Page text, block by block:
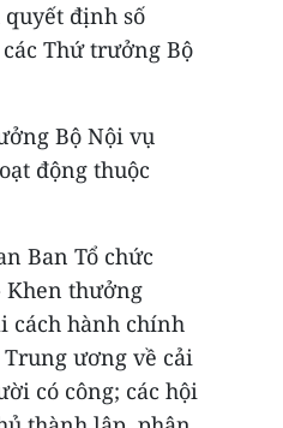
định số
Thứ trưởng Bộ
Bộ Nội vụ
động thuộc
Ban Tổ chức
Khen thưởng
cách hành chính
ương về cải
có công; các hội